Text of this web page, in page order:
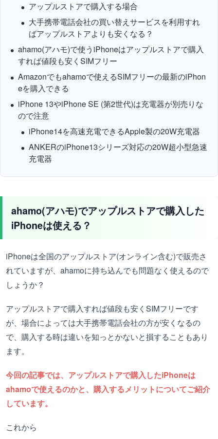
アップルストアで購入する場合
大手携帯電話会社の買い替えサービスを利用すれ
ばアップルストアよりも安くなる？
ahamo(アハモ)で使うiPhoneはアップルストアで購入
すれば値段も安くSIMフリー
Amazonでもahamoで使えるSIMフリーの最新のiPhon
eを購入できる
iPhone 13やiPhone SE (第2世代)は充電器が別売りな
ので注意
iPhone14を高速充電できるApple製の20W充電器
ANKERのiPhone13シリーズ対応の20W超小型急速
充電器
ahamo(アハモ)でアップルストアで購入した
iPhoneは使える？
iPhoneは全国のアップルストア(オンライン含む)で販売さ
れていますが、ahamoに持ち込んでも問題なく使えるので
しょうか？
アップルストアで購入すれば値段も安くSIMフリーです
が、場合によっては大手携帯電話会社の方が安くなるの
で、購入する時は違いを知っとかないと損することもあり
ます。
今回の記事では、アップルストアで購入したiPhoneは
ahamoで使えるのかと、購入するメリットについてご紹介
しています。
これから